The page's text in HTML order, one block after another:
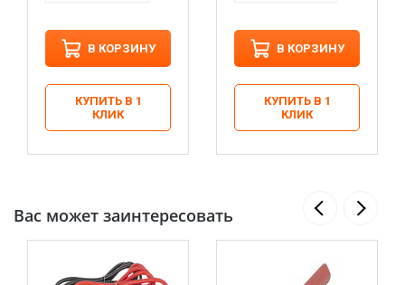
В КОРЗИНУ
КУПИТЬ В 1
КЛИК
В КОРЗИНУ
КУПИТЬ В 1
КЛИК
Вас может заинтересовать